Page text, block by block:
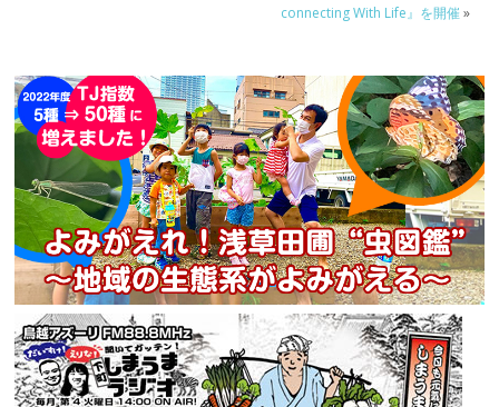
connecting With Life』を開催»